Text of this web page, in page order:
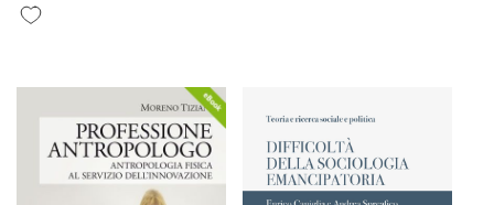
Aggiungi alla lista desideri